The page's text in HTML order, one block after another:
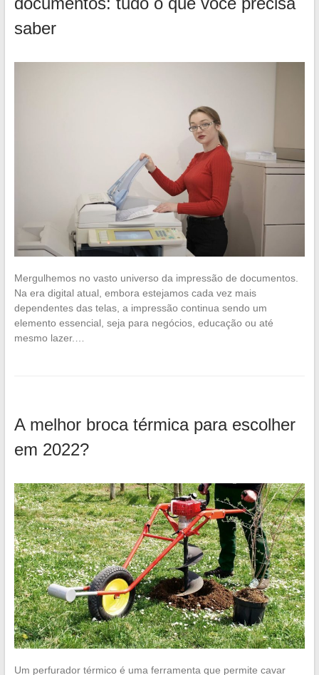
saber
Mergulhemos no vasto universo da impressão de documentos.
Na era digital atual, embora estejamos cada vez mais
dependentes das telas, a impressão continua sendo um
elemento essencial, seja para negócios, educação ou até
mesmo lazer.…
A melhor broca térmica para escolher
em 2022?
Um perfurador térmico é uma ferramenta que permite cavar